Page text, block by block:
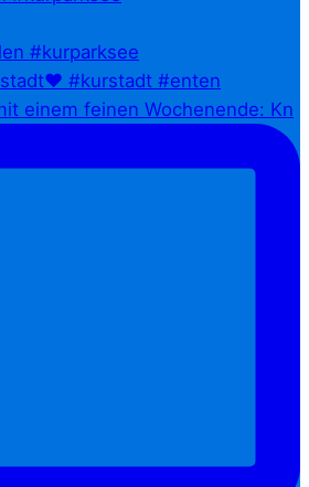
einem feinen Wochenende: Kn